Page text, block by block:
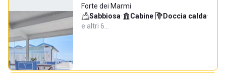
Forte dei Marmi
Sabbiosa· Cabine· Doccia calda·
e altri 6…